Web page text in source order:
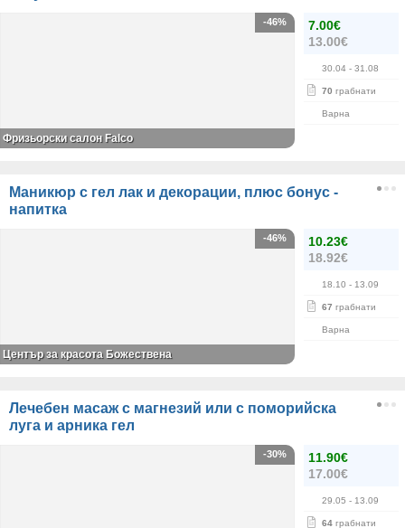
7.00€
13.00€
30.04 - 31.08
70 грабнати
Варна
-46%
Фризьорски салон Falco
Маникюр с гел лак и декорации, плюс бонус -
напитка
10.23€
18.92€
18.10 - 13.09
67 грабнати
Варна
-46%
Център за красота Божествена
Лечебен масаж с магнезий или с поморийска
луга и арника гел
11.90€
17.00€
29.05 - 13.09
64 грабнати
-30%